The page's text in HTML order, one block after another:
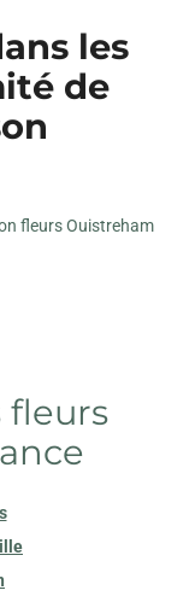
les
de
fleurs Ouistreham
fleurs